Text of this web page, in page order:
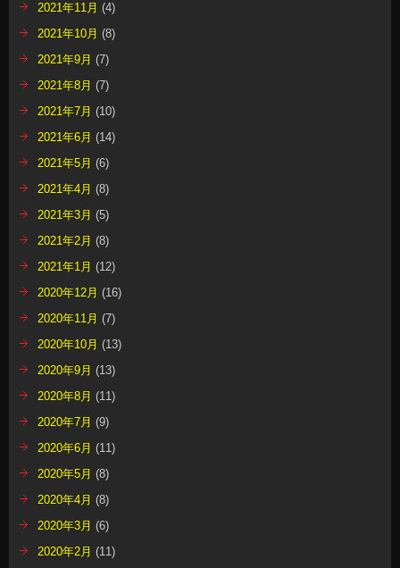
2021年11月 (4)
2021年10月 (8)
2021年9月 (7)
2021年8月 (7)
2021年7月 (10)
2021年6月 (14)
2021年5月 (6)
2021年4月 (8)
2021年3月 (5)
2021年2月 (8)
2021年1月 (12)
2020年12月 (16)
2020年11月 (7)
2020年10月 (13)
2020年9月 (13)
2020年8月 (11)
2020年7月 (9)
2020年6月 (11)
2020年5月 (8)
2020年4月 (8)
2020年3月 (6)
2020年2月 (11)